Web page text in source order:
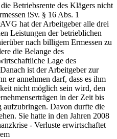
Betriebsrente des Klägers nicht
iSv. § 16 Abs. 1
hat der Arbeitgeber alle drei
Leistungen der betrieblichen
nach billigem Ermessen zu
die Belange des
Lage des
ist der Arbeitgeber zur
er annehmen darf, dass es ihm
nicht möglich sein wird, den
in der Zeit bis
aufzubringen. Davon durfte die
Sie hatte in den Jahren 2008
- Verluste erwirtschaftet